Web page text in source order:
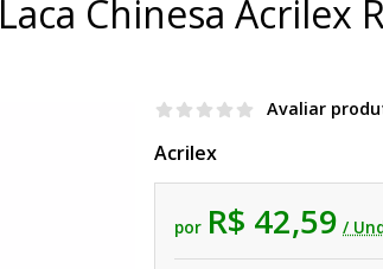
Laca Chinesa Acrilex
Avaliar
Acrilex
por R$ 42,59 /